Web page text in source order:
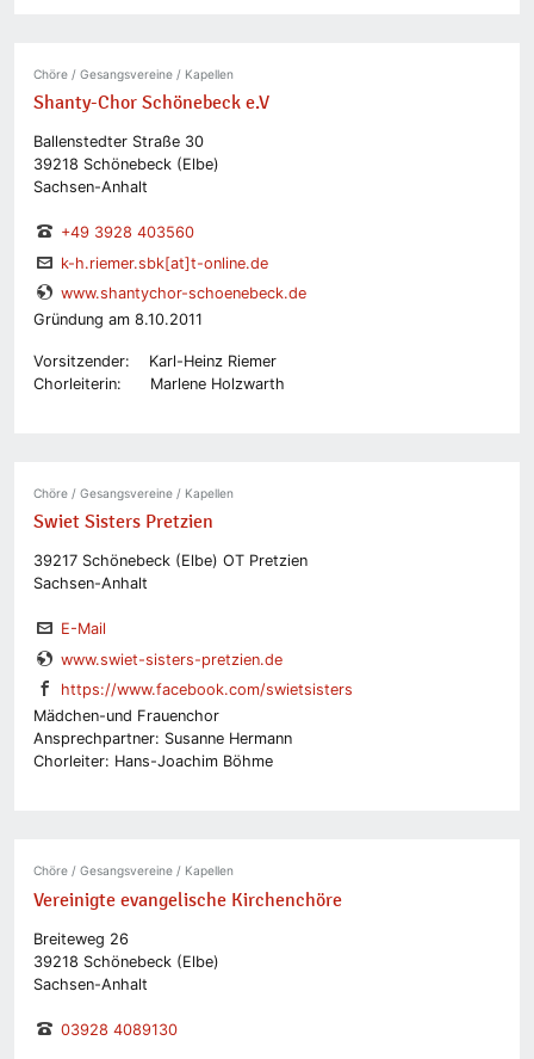
Chöre / Gesangsvereine / Kapellen
Shanty-Chor Schönebeck e.V
Ballenstedter Straße 30
39218 Schönebeck (Elbe)
Sachsen-Anhalt
+49 3928 403560
k-h.riemer.sbk[at]t-online.de
www.shantychor-schoenebeck.de
Gründung am 8.10.2011
Vorsitzender: Karl-Heinz Riemer
Chorleiterin: Marlene Holzwarth
Chöre / Gesangsvereine / Kapellen
Swiet Sisters Pretzien
39217 Schönebeck (Elbe) OT Pretzien
Sachsen-Anhalt
E-Mail
www.swiet-sisters-pretzien.de
https://www.facebook.com/swietsisters
Mädchen-und Frauenchor
Ansprechpartner: Susanne Hermann
Chorleiter: Hans-Joachim Böhme
Chöre / Gesangsvereine / Kapellen
Vereinigte evangelische Kirchenchöre
Breiteweg 26
39218 Schönebeck (Elbe)
Sachsen-Anhalt
03928 4089130